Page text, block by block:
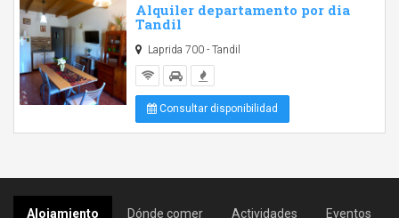
Alquiler departamento por dia
Tandil
Laprida 700 - Tandil
Consultar disponibilidad
Alojamiento Dónde comer Actividades Eventos